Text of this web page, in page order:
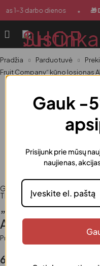
1-3 darbo dienos • 🎁
Pradžia Parduotuvė
Fruit Company“ kūno losjonas
Grožiui Kosmetika Kūnui,
The Fruit Company,Vaikams
„The Fruit
ARBŪZINIS, 200
Prieinamumas
6.99
Gauk -
Prisijunk prie mūsų
naujienas,